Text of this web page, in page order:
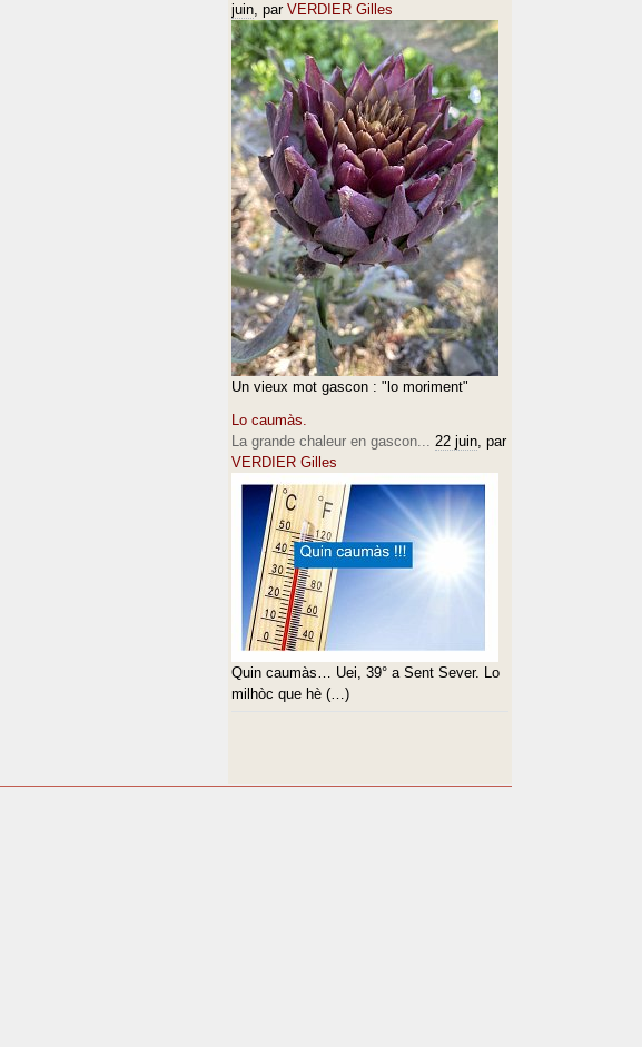
juin, par VERDIER Gilles
Un vieux mot gascon : "lo moriment"
Lo caumàs.
La grande chaleur en gascon... 22 juin, par
VERDIER Gilles
Quin caumàs… Uei, 39° a Sent Sever. Lo
milhòc que hè (…)